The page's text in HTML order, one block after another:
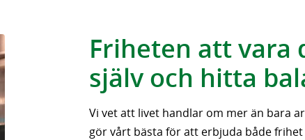
Friheten att vara
själv och hitta
Vi vet att livet handlar om mer än bara
gör vårt bästa för att erbjuda både frihet